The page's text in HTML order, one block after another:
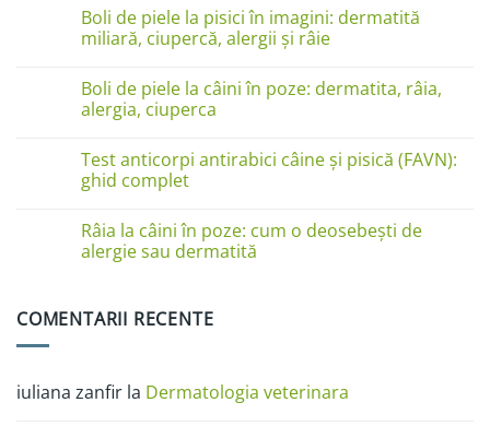
Câinele
se
linge
Cauze
și
soluții
Boli de piele la pisici în imagini: dermatită
miliară, ciupercă, alergii și râie
la
Boli
de
pisici
în
imagini:
ciupercă,
alergii
și
Boli de piele la câini în poze: dermatita, râia,
alergia, ciuperca
Boli
de
câini
în
poze:
ciuperca
Test anticorpi antirabici câine și pisică (FAVN):
ghid complet
la
Test
anticorpi
pisică
Râia la câini în poze: cum o deosebești de
alergie sau dermatită
Râia
cum
o
COMENTARII RECENTE
iuliana zanfir la Dermatologia veterinara